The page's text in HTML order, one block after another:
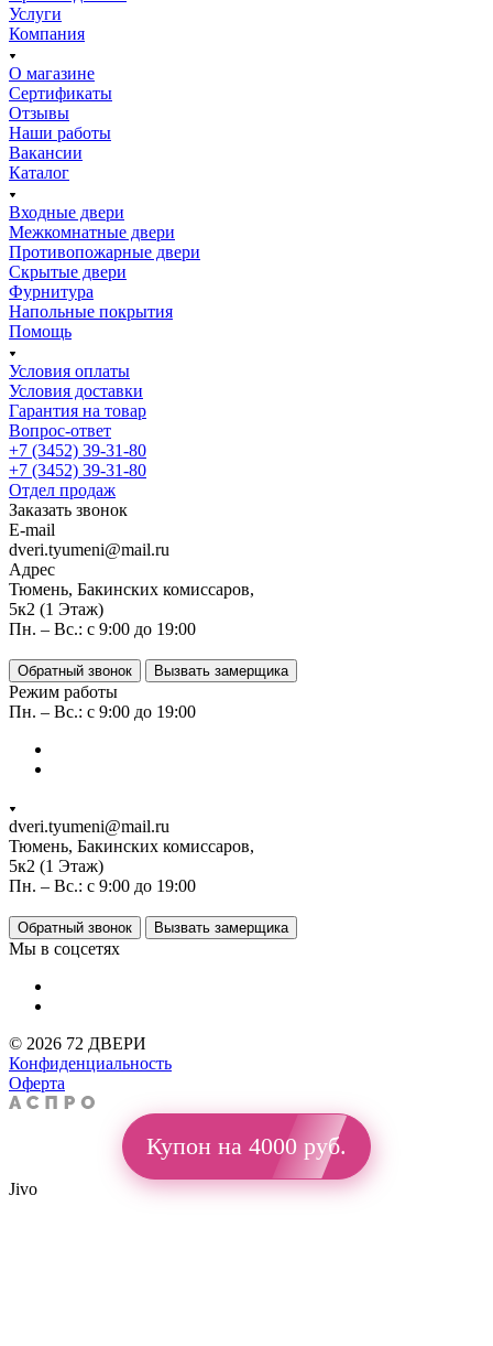
Услуги
Компания
О магазине
Сертификаты
Отзывы
Наши работы
Вакансии
Каталог
Входные двери
Межкомнатные двери
Противопожарные двери
Скрытые двери
Фурнитура
Напольные покрытия
Помощь
Условия оплаты
Условия доставки
Гарантия на товар
Вопрос-ответ
+7 (3452) 39-31-80
+7 (3452) 39-31-80
Отдел продаж
Заказать звонок
E-mail
dveri.tyumeni@mail.ru
Адрес
Тюмень, Бакинских комиссаров,
5к2 (1 Этаж)
Пн. – Вс.: с 9:00 до 19:00
Обратный звонок Вызвать замерщика
Режим работы
Пн. – Вс.: с 9:00 до 19:00
dveri.tyumeni@mail.ru
Тюмень, Бакинских комиссаров,
5к2 (1 Этаж)
Пн. – Вс.: с 9:00 до 19:00
Обратный звонок Вызвать замерщика
Мы в соцсетях
© 2026 72 ДВЕРИ
Конфиденциальность
Оферта
Купон на 4000 руб.
Jivo